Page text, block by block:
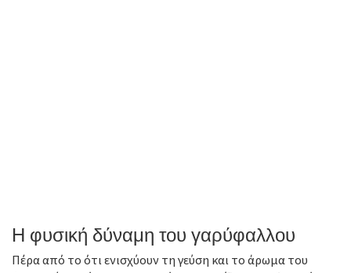
Η φυσική δύναμη του γαρύφαλλου
Πέρα από το ότι ενισχύουν τη γεύση και το άρωμα του